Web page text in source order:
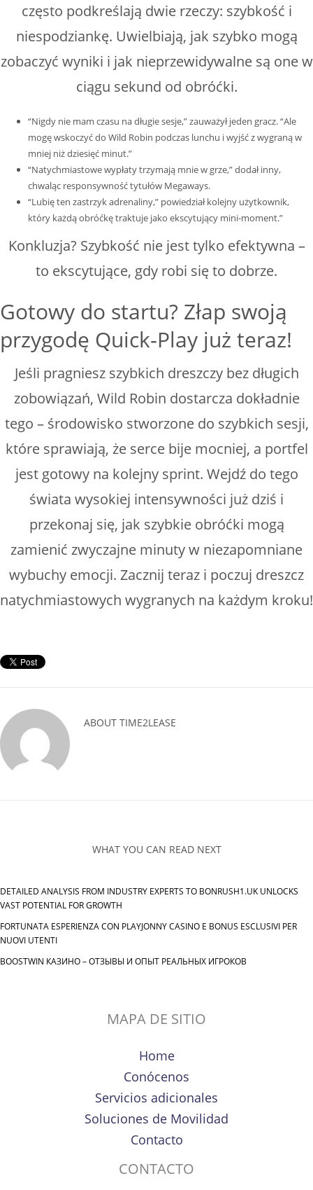
często podkreślają dwie rzeczy: szybkość i
niespodziankę. Uwielbiają, jak szybko mogą
zobaczyć wyniki i jak nieprzewidywalne są one w
ciągu sekund od obróćki.
“Nigdy nie mam czasu na długie sesje,” zauważył jeden gracz. “Ale
mogę wskoczyć do Wild Robin podczas lunchu i wyjść z wygraną w
mniej niż dziesięć minut.”
“Natychmiastowe wypłaty trzymają mnie w grze,” dodał inny,
chwaląc responsywność tytułów Megaways.
“Lubię ten zastrzyk adrenaliny,” powiedział kolejny użytkownik,
który każdą obróćkę traktuje jako ekscytujący mini-moment.”
Konkluzja? Szybkość nie jest tylko efektywna –
to ekscytujące, gdy robi się to dobrze.
Gotowy do startu? Złap swoją
przygodę Quick‑Play już teraz!
Jeśli pragniesz szybkich dreszczy bez długich
zobowiązań, Wild Robin dostarcza dokładnie
tego – środowisko stworzone do szybkich sesji,
które sprawiają, że serce bije mocniej, a portfel
jest gotowy na kolejny sprint. Wejdź do tego
świata wysokiej intensywności już dziś i
przekonaj się, jak szybkie obróćki mogą
zamienić zwyczajne minuty w niezapomniane
wybuchy emocji. Zacznij teraz i poczuj dreszcz
natychmiastowych wygranych na każdym kroku!
ABOUT TIME2LEASE
WHAT YOU CAN READ NEXT
DETAILED ANALYSIS FROM INDUSTRY EXPERTS TO BONRUSH1.UK UNLOCKS
VAST POTENTIAL FOR GROWTH
FORTUNATA ESPERIENZA CON PLAYJONNY CASINO E BONUS ESCLUSIVI PER
NUOVI UTENTI
BOOSTWIN КАЗИНО – ОТЗЫВЫ И ОПЫТ РЕАЛЬНЫХ ИГРОКОВ
MAPA DE SITIO
Home
Conócenos
Servicios adicionales
Soluciones de Movilidad
Contacto
CONTACTO